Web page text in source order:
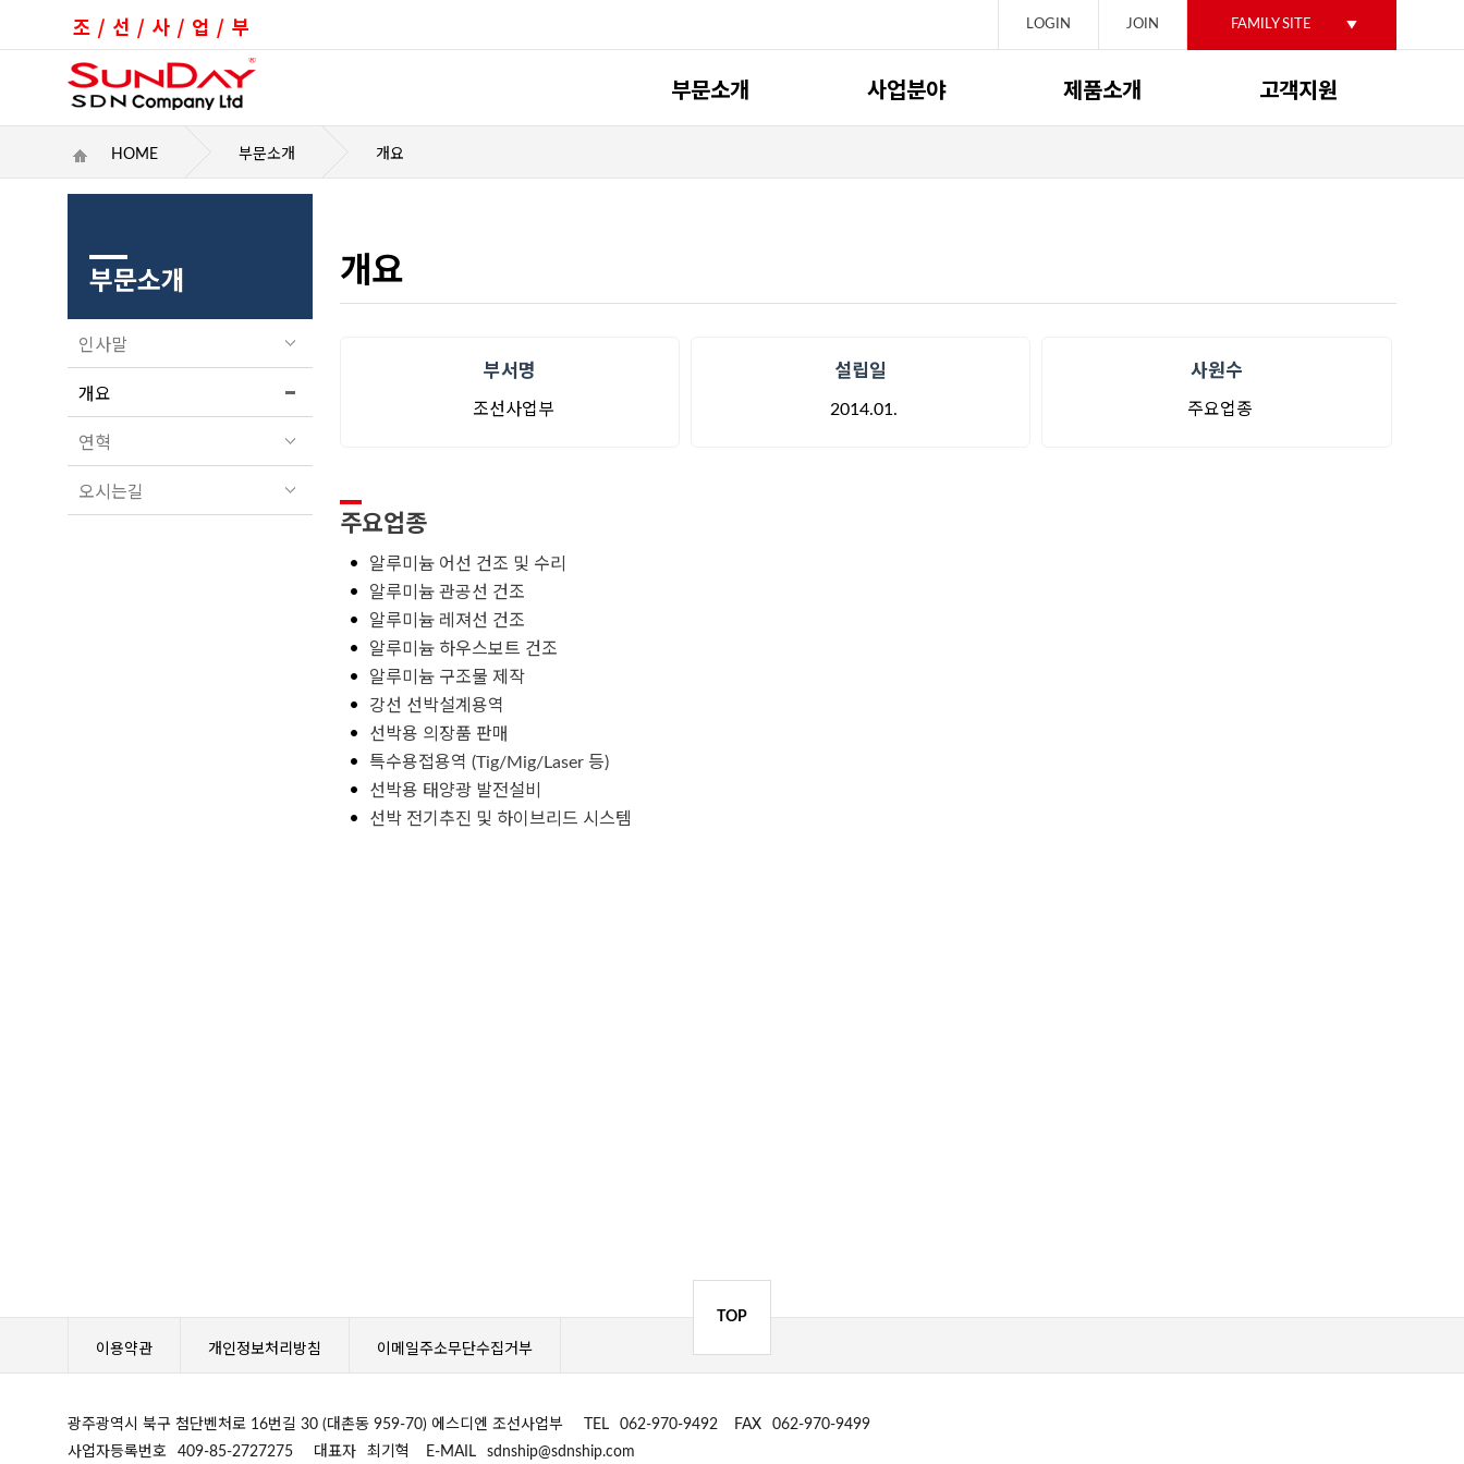
LOGIN JOIN FAMILY SITE
부문소개 사업분야 제품소개 고객지원
HOME 부문소개 개요
부문소개
인사말
개요
연혁
오시는길
개요
부서명
조선사업부
설립일
2014.01.
사원수
주요업종
주요업종
알루미늄 어선 건조 및 수리
알루미늄 관공선 건조
알루미늄 레져선 건조
알루미늄 하우스보트 건조
알루미늄 구조물 제작
강선 선박설계용역
선박용 의장품 판매
특수용접용역 (Tig/Mig/Laser 등)
선박용 태양광 발전설비
선박 전기추진 및 하이브리드 시스템
TOP
이용약관 개인정보처리방침 이메일주소무단수집거부
광주광역시 북구 첨단벤처로 16번길 30 (대촌동 959-70) 에스디엔 조선사업부 TEL 062-970-9492 FAX
062-970-9499
사업자등록번호
409-85-2727275 대표자 최기혁 E-MAIL sdnship@sdnship.com